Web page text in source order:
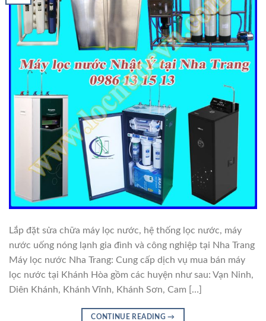
Lắp đặt sửa chữa máy lọc nước, hệ thống lọc nước, máy
nước uống nóng lạnh gia đình và công nghiệp tại Nha Trang
Máy lọc nước Nha Trang: Cung cấp dịch vụ mua bán máy
lọc nước tại Khánh Hòa gồm các huyện như sau: Vạn Ninh,
Diên Khánh, Khánh Vĩnh, Khánh Sơn, Cam […]
CONTINUE READING→